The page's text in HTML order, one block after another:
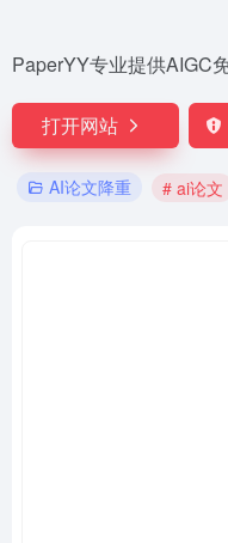
PaperYY专业提供AIGC
打开网站
AI论文降重 # ai论文